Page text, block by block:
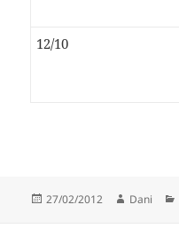
12/10
Publicado
27/02/2012 Autor
Dani